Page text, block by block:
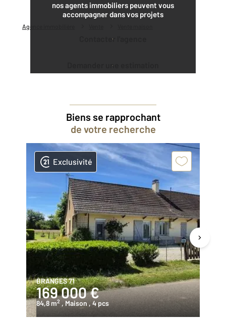
Agence immobilière
nos agents immobiliers peuvent vous
accompagner dans vos projets
Contacter l'agence
Demander une estimation
Biens se rapprochant
de votre recherche
Exclusivité
BRANGES 71
169 000 €
84,8 m2 , Maison , 4 pcs